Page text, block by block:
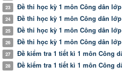
23 Đề thi học kỳ 1 môn Công dân lớp
24 Đề thi học kỳ 1 môn Công dân lớp
25 Đề thi học kỳ 1 môn Công dân lớp
26 Đề thi học kỳ 1 môn Công dân lớp
27 Đề kiểm tra 1 tiết kì 1 môn Công
28 Đề kiểm tra 1 tiết kì 1 môn Công